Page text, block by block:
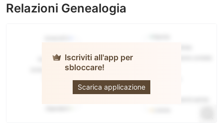
Relazioni Genealogia
Iscriviti all'app per
sbloccare!
Scarica applicazione